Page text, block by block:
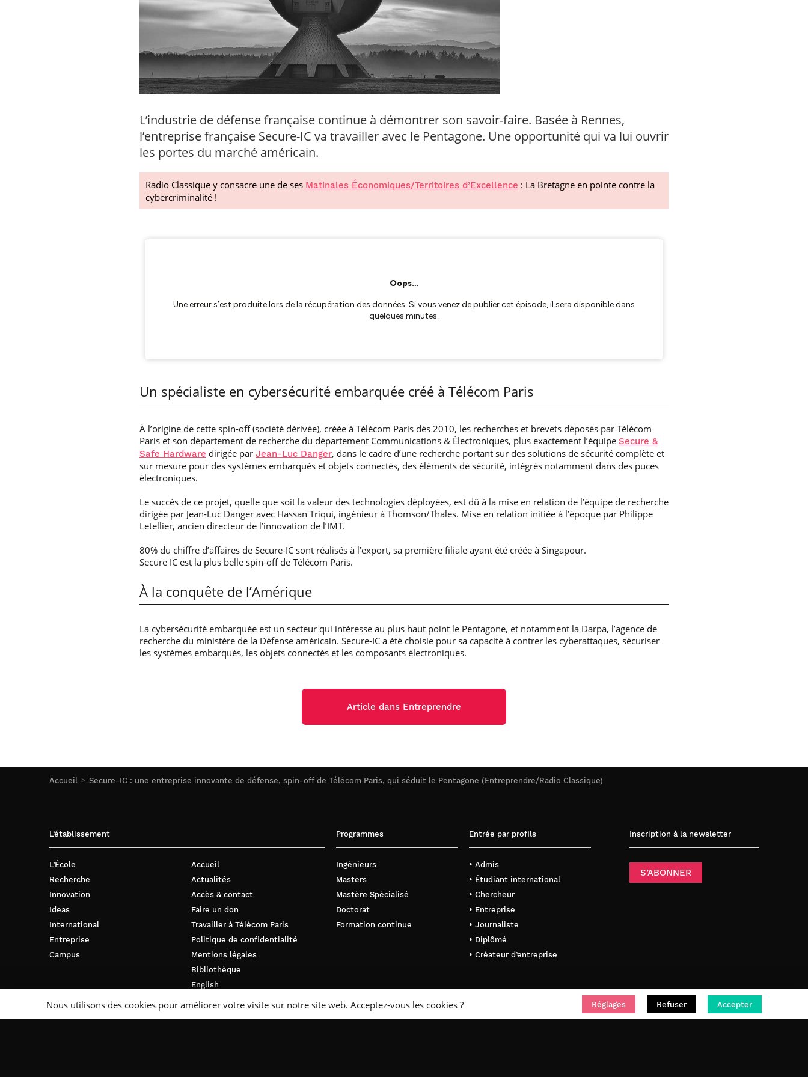
Accueil Secure-IC : une entreprise innovante de défense, spin-off de Télécom Paris, qui séduit le Pentagone (Entreprendre/Radio Classique)
L’industrie de défense française continue à démontrer son savoir-faire. Basée à Rennes,
l’entreprise française Secure-IC va travailler avec le Pentagone. Une opportunité qui va lui ouvrir
les portes du marché américain.
Radio Classique y consacre une de ses Matinales Économiques/Territoires d’Excellence : La Bretagne en pointe contre la
cybercriminalité !
Un spécialiste en cybersécurité embarquée créé à Télécom Paris
À l’origine de cette spin-off (société dérivée), créée à Télécom Paris dès 2010, les recherches et brevets déposés par Télécom
Paris et son département de recherche du département Communications & Électroniques, plus exactement l’équipe Secure &
Safe Hardware dirigée par Jean-Luc Danger, dans le cadre d’une recherche portant sur des solutions de sécurité complète et
sur mesure pour des systèmes embarqués et objets connectés, des éléments de sécurité, intégrés notamment dans des puces
électroniques.
Le succès de ce projet, quelle que soit la valeur des technologies déployées, est dû à la mise en relation de l’équipe de recherche
dirigée par Jean-Luc Danger avec Hassan Triqui, ingénieur à Thomson/Thales. Mise en relation initiée à l’époque par Philippe
Letellier, ancien directeur de l’innovation de l’IMT.
80% du chiffre d’affaires de Secure-IC sont réalisés à l’export, sa première filiale ayant été créée à Singapour.
Secure IC est la plus belle spin-off de Télécom Paris.
À la conquête de l’Amérique
La cybersécurité embarquée est un secteur qui intéresse au plus haut point le Pentagone, et notamment la Darpa, l’agence de
recherche du ministère de la Défense américain. Secure-IC a été choisie pour sa capacité à contrer les cyberattaques, sécuriser
les systèmes embarqués, les objets connectés et les composants électroniques.
Article dans Entreprendre
L’établissement
L’École
Recherche
Innovation
Ideas
International
Entreprise
Campus
Accueil
Actualités
Accès & contact
Faire un don
Travailler à Télécom Paris
Politique de confidentialité
Mentions légales
Bibliothèque
English
Programmes
Ingénieurs
Masters
Mastère Spécialisé
Doctorat
Formation continue
Entrée par profils
• Admis
• Étudiant international
• Chercheur
• Entreprise
• Journaliste
• Diplômé
• Créateur d’entreprise
Inscription à la newsletter
S’ABONNER
Nous utilisons des cookies pour améliorer votre visite sur notre site web. Acceptez-vous les cookies ? Réglages Refuser Accepter